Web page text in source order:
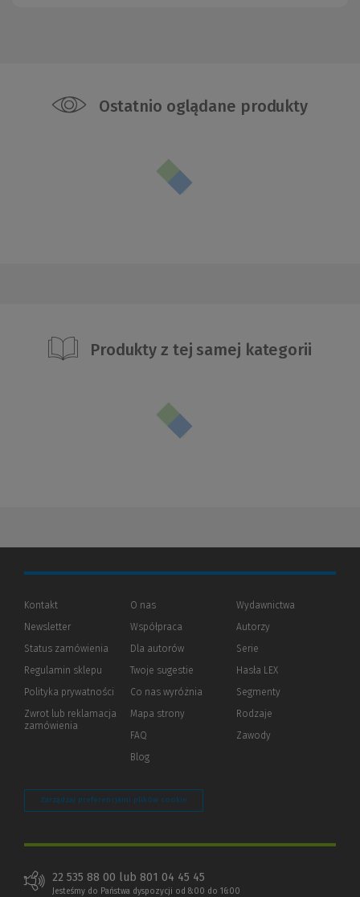
Ostatnio oglądane produkty
Produkty z tej samej kategorii
Kontakt
Newsletter
Status zamówienia
Regulamin sklepu
Polityka prywatności (Nowe
(Link
innej
Zwrot lub reklamacja
zamówienia
O nas
Współpraca
Dla autorów(Nowe
(Link
innej
Twoje sugestie
Co nas wyróżnia
Mapa strony
FAQ
Blog
Wydawnictwa
Autorzy
Serie
Hasła LEX
Segmenty
Rodzaje
Zawody
Zarządzaj preferencjami plików cookie
22 535 88 00 lub 801 04 45 45
Jesteśmy do Państwa dyspozycji od 8:00 do 16:00